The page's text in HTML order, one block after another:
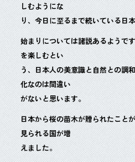
しむようにな
り、今日に至るまで続いている日
始まりについては諸説あるようで
を楽しむとい
う、日本人の美意識と自然との調
化なのは間違い
がないと思います。
日本から桜の苗木が贈られたこと
見られる国が増
えました。